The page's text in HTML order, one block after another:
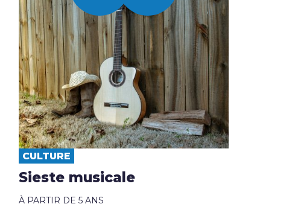
CULTURE
Sieste musicale
À PARTIR DE 5 ANS